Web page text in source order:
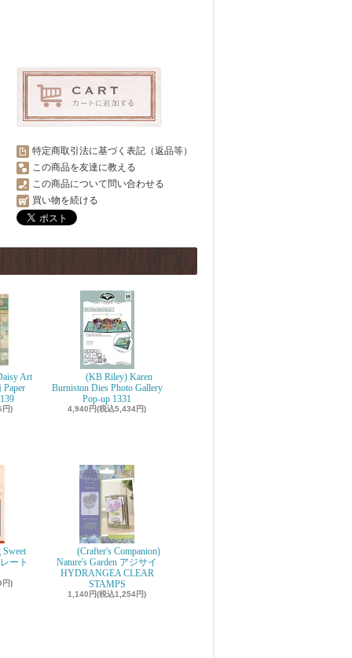
特定商取引法に基づく表記（返品等）
この商品を友達に教える
この商品について問い合わせる
買い物を続ける
Art
Paper
円)
(KB Riley) Karen
Burniston Dies Photo Gallery
Pop-up 1331
4,940円(税込5,434円)
Sweet
ート
円)
(Crafter's Companion)
Nature's Garden アジサイ
HYDRANGEA CLEAR
STAMPS
1,140円(税込1,254円)